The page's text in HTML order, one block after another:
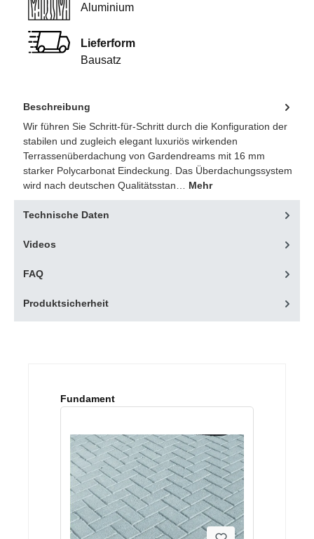
Aluminium
Lieferform
Bausatz
Beschreibung
Wir führen Sie Schritt-für-Schritt durch die Konfiguration der
stabilen und zugleich elegant luxuriös wirkenden
Terrassenüberdachung von Gardendreams mit 16 mm
starker Polycarbonat Eindeckung. Das Überdachungssystem
wird nach deutschen Qualitätsstan… Mehr
Technische Daten
Videos
FAQ
Produktsicherheit
Produktgalerie überspringen
Fundament